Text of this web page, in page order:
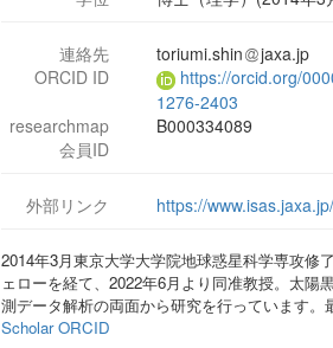
連絡先 toriumi.shin jaxa.jp
ORCID ID
https://orcid.org/
1276-2403
researchmap
会員ID
B000334089
外部リンク https://
2014年3月東京大学大学院地球惑星科学専攻修
ェローを経て、2022年6月より同准教授。太
測データ解析の両面から研究を行っています。
Scholar ORCID